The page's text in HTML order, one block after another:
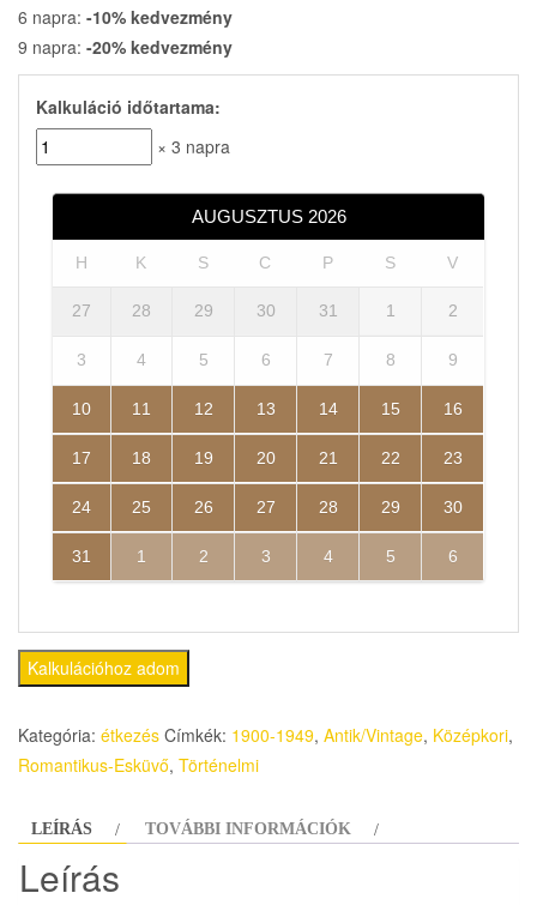
6 napra: -10% kedvezmény
9 napra: -20% kedvezmény
Kalkuláció időtartama:
× 3 napra
AUGUSZTUS 2026
H K S C P S V
27 28 29 30 31 1 2
3 4 5 6 7 8 9
10 11 12 13 14 15 16
17 18 19 20 21 22 23
24 25 26 27 28 29 30
31 1 2 3 4 5 6
Kalkulációhoz adom
Kategória: étkezés Címkék: 1900-1949, Antik/Vintage, Középkori,
Romantikus-Esküvő, Történelmi
LEÍRÁS TOVÁBBI INFORMÁCIÓK
Leírás